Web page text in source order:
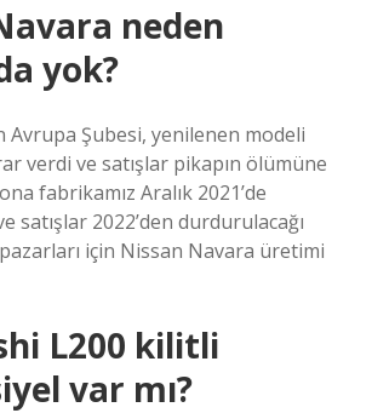
neden
yok?
Avrupa Şubesi, yenilenen modeli
verdi ve satışlar pikapın ölümüne
fabrikamız Aralık 2021’de
satışlar 2022’den durdurulacağı
için Nissan Navara üretimi
L200 kilitli
var mı?